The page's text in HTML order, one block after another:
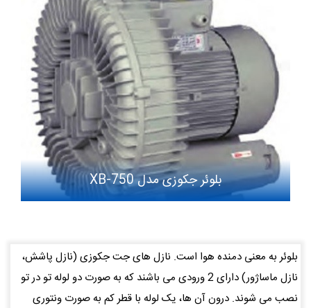
بلوئر جکوزی مدل XB-750
بلوئر به معنی دمنده هوا است. نازل های جت جکوزی (نازل پاشش،
نازل ماساژور) دارای 2 ورودی می باشند که به صورت دو لوله تو در تو
نصب می شوند. درون آن ها، یک لوله با قطر کم به صورت ونتوری